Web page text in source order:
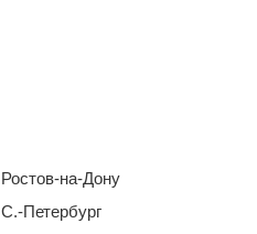
Ростов-на-Дону
С.-Петербург